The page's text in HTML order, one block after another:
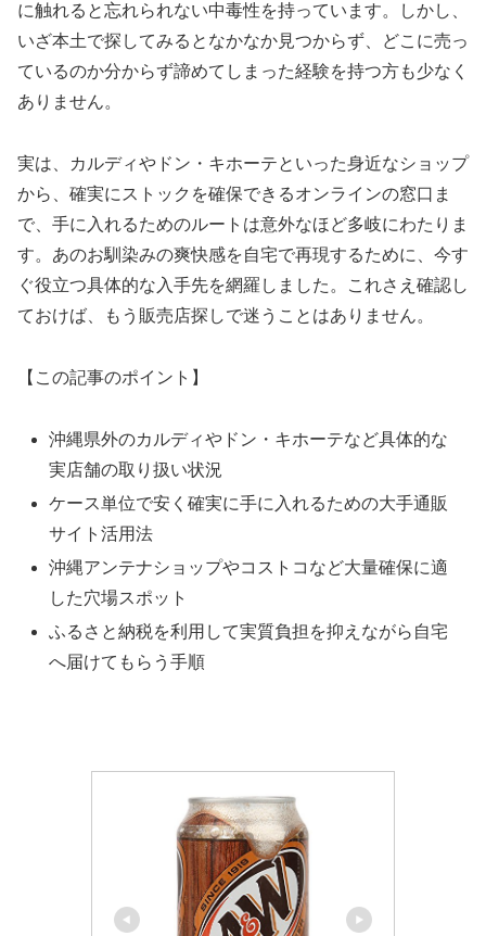
に触れると忘れられない中毒性を持っています。しかし、
いざ本土で探してみるとなかなか見つからず、どこに売っ
ているのか分からず諦めてしまった経験を持つ方も少なく
ありません。
実は、カルディやドン・キホーテといった身近なショップ
から、確実にストックを確保できるオンラインの窓口ま
で、手に入れるためのルートは意外なほど多岐にわたりま
す。あのお馴染みの爽快感を自宅で再現するために、今す
ぐ役立つ具体的な入手先を網羅しました。これさえ確認し
ておけば、もう販売店探しで迷うことはありません。
【この記事のポイント】
沖縄県外のカルディやドン・キホーテなど具体的な
実店舗の取り扱い状況
ケース単位で安く確実に手に入れるための大手通販
サイト活用法
沖縄アンテナショップやコストコなど大量確保に適
した穴場スポット
ふるさと納税を利用して実質負担を抑えながら自宅
へ届けてもらう手順